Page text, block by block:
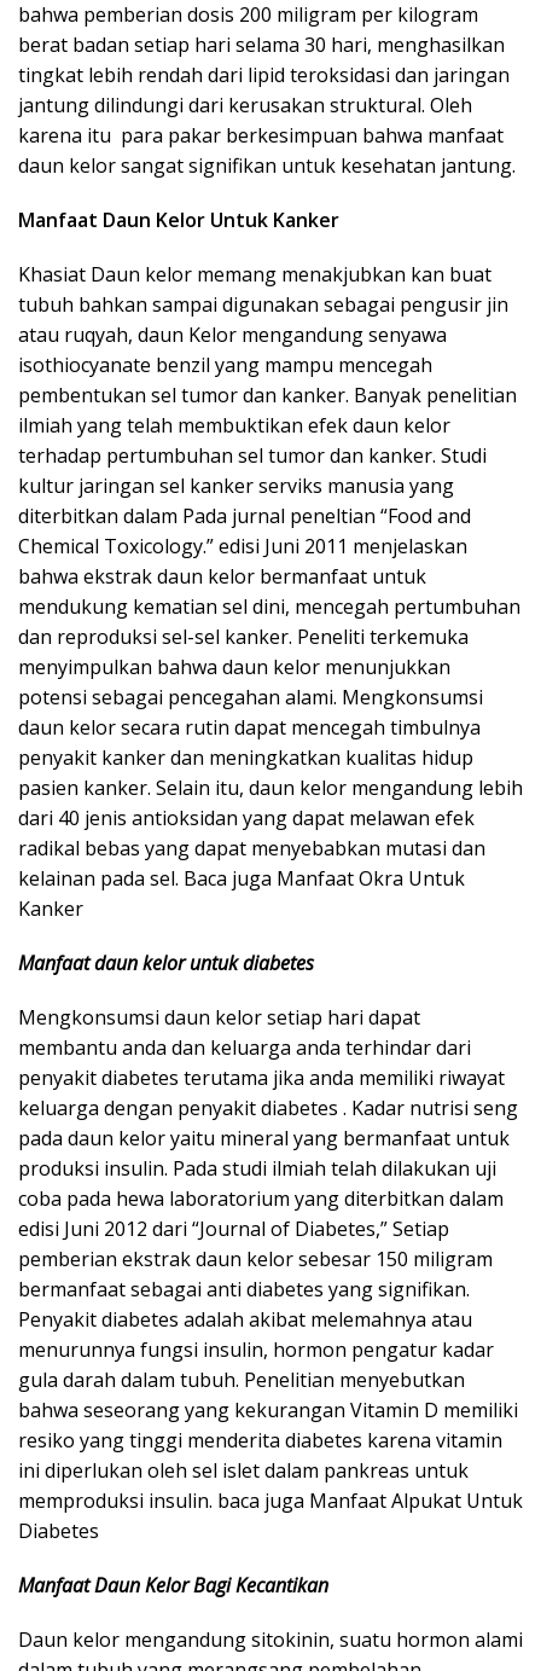
bahwa pemberian dosis 200 miligram per kilogram
berat badan setiap hari selama 30 hari, menghasilkan
tingkat lebih rendah dari lipid teroksidasi dan jaringan
jantung dilindungi dari kerusakan struktural. Oleh
karena itu para pakar berkesimpuan bahwa manfaat
daun kelor sangat signifikan untuk kesehatan jantung.
Manfaat Daun Kelor Untuk Kanker
Khasiat Daun kelor memang menakjubkan kan buat
tubuh bahkan sampai digunakan sebagai pengusir jin
atau ruqyah, daun Kelor mengandung senyawa
isothiocyanate benzil yang mampu mencegah
pembentukan sel tumor dan kanker. Banyak penelitian
ilmiah yang telah membuktikan efek daun kelor
terhadap pertumbuhan sel tumor dan kanker. Studi
kultur jaringan sel kanker serviks manusia yang
diterbitkan dalam Pada jurnal peneltian “Food and
Chemical Toxicology.” edisi Juni 2011 menjelaskan
bahwa ekstrak daun kelor bermanfaat untuk
mendukung kematian sel dini, mencegah pertumbuhan
dan reproduksi sel-sel kanker. Peneliti terkemuka
menyimpulkan bahwa daun kelor menunjukkan
potensi sebagai pencegahan alami. Mengkonsumsi
daun kelor secara rutin dapat mencegah timbulnya
penyakit kanker dan meningkatkan kualitas hidup
pasien kanker. Selain itu, daun kelor mengandung lebih
dari 40 jenis antioksidan yang dapat melawan efek
radikal bebas yang dapat menyebabkan mutasi dan
kelainan pada sel. Baca juga Manfaat Okra Untuk
Kanker
Manfaat daun kelor untuk diabetes
Mengkonsumsi daun kelor setiap hari dapat
membantu anda dan keluarga anda terhindar dari
penyakit diabetes terutama jika anda memiliki riwayat
keluarga dengan penyakit diabetes . Kadar nutrisi seng
pada daun kelor yaitu mineral yang bermanfaat untuk
produksi insulin. Pada studi ilmiah telah dilakukan uji
coba pada hewa laboratorium yang diterbitkan dalam
edisi Juni 2012 dari “Journal of Diabetes,” Setiap
pemberian ekstrak daun kelor sebesar 150 miligram
bermanfaat sebagai anti diabetes yang signifikan.
Penyakit diabetes adalah akibat melemahnya atau
menurunnya fungsi insulin, hormon pengatur kadar
gula darah dalam tubuh. Penelitian menyebutkan
bahwa seseorang yang kekurangan Vitamin D memiliki
resiko yang tinggi menderita diabetes karena vitamin
ini diperlukan oleh sel islet dalam pankreas untuk
memproduksi insulin. baca juga Manfaat Alpukat Untuk
Diabetes
Manfaat Daun Kelor Bagi Kecantikan
Daun kelor mengandung sitokinin, suatu hormon alami